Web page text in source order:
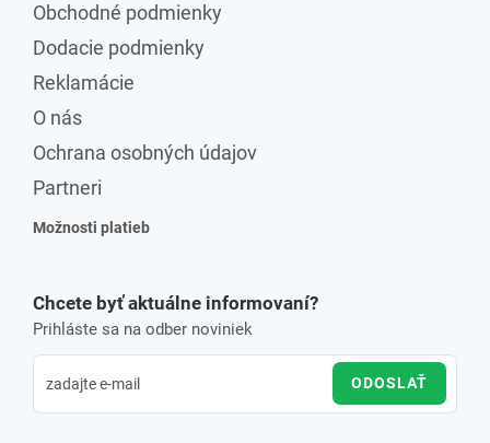
Obchodné podmienky
Dodacie podmienky
Reklamácie
O nás
Ochrana osobných údajov
Partneri
Možnosti platieb
Chcete byť aktuálne informovaní?
Prihláste sa na odber noviniek
ODOSLAŤ